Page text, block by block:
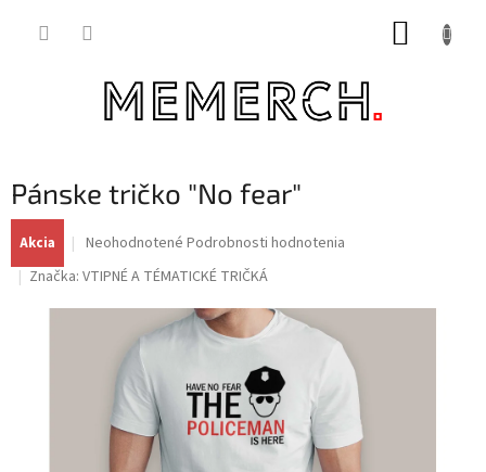
Pánske tričko "No fear"
Akcia
Priemerné
produktu
je
hviezdičiek.
Neohodnotené Podrobnosti hodnotenia
Značka: VTIPNÉ A TÉMATICKÉ TRIČKÁ